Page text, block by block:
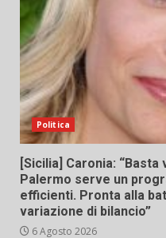
Politica
[Sicilia] Caronia:
Palermo serve un
efficienti. Pronta alla
variazione di bilancio”
6 Agosto 2026